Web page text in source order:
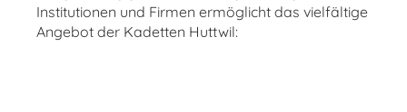
Institutionen und Firmen ermöglicht das vielfältige
Angebot der Kadetten Huttwil: